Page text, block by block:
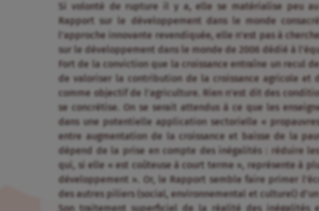
Si volonté de rupture il y a, elle se matérialise peu
Rapport sur le développement dans le monde
l’approche innovante revendiquée, elle n’est pas à
sur le développement dans le monde de 2006 dédié à
Fort de la conviction que la croissance entraîne un recul
de valoriser la contribution de la croissance agricole et
comme objectif de l’agriculture. Rien n’est dit des
se concrétise. On se serait attendus à ce que les
dans une potentielle application sectorielle «
entre augmentation de la croissance et baisse de la
dépend de la prise en compte des inégalités : réduire
qui, si elle « est coûteuse à court terme », représente à
développement ». Or, le Rapport semble faire primer
des autres piliers (social, environnemental et culturel)
Son traitement superficiel de la réalité des inégalités